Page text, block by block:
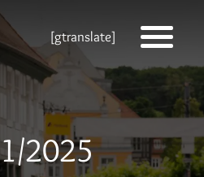
[gtranslate]
2025
heute!